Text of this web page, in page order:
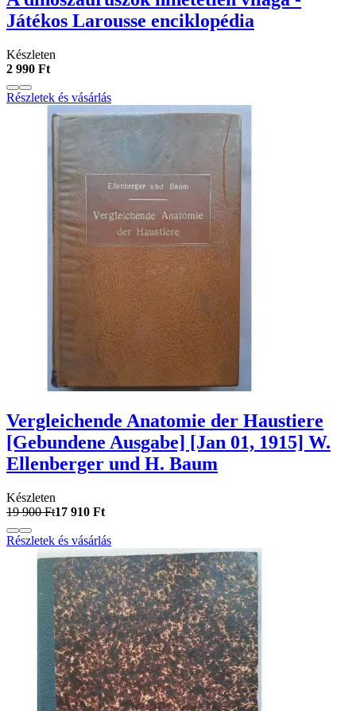
Játékos Larousse enciklopédia
Készleten
2 990 Ft
Részletek és vásárlás
Vergleichende Anatomie der Haustiere
[Gebundene Ausgabe] [Jan 01, 1915] W.
Ellenberger und H. Baum
Készleten
19 900 Ft17 910 Ft
Részletek és vásárlás